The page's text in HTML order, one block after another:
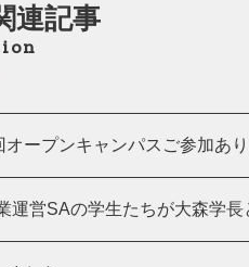
連記事
オープンキャンパスご参加あ
営SAの学生たちが大森学長